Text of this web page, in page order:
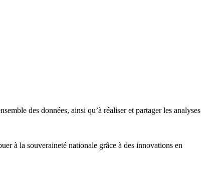
des données, ainsi qu’à réaliser et partager les analyses
à la souveraineté nationale grâce à des innovations en